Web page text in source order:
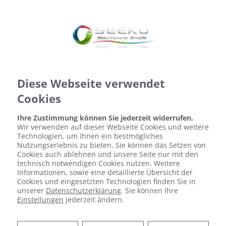
Diese Webseite verwendet
Cookies
Ihre Zustimmung können Sie jederzeit widerrufen.
Wir verwenden auf dieser Webseite Cookies und weitere
Technologien, um Ihnen ein bestmögliches
Nutzungserlebnis zu bieten. Sie können das Setzen von
Cookies auch ablehnen und unsere Seite nur mit den
technisch notwendigen Cookies nutzen. Weitere
Informationen, sowie eine detaillierte Übersicht der
Cookies und eingesetzten Technologien finden Sie in
unserer Datenschutzerklärung. Sie können Ihre
Einstellungen jederzeit ändern.